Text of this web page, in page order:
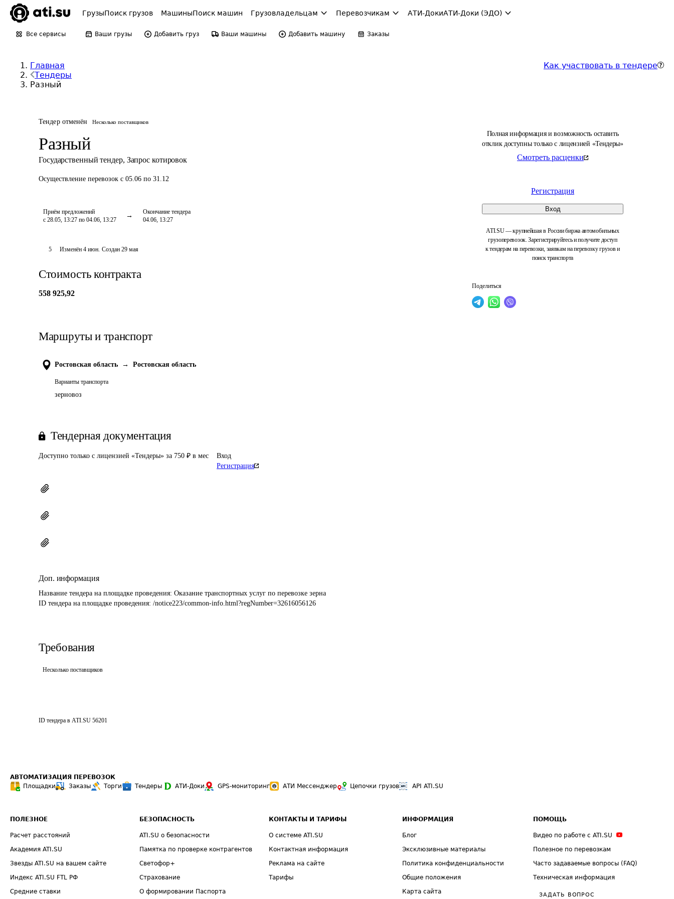
ГрузыПоиск грузов МашиныПоиск машин Грузовладельцам Перевозчикам АТИ-ДокиАТИ-Доки (ЭДО)
Все сервисы Ваши грузы Добавить груз Ваши машины Добавить машину Заказы
Главная
Тендеры
Разный
Как участвовать в тендере
Тендер отменён Несколько поставщиков
Разный
Государственный тендер, Запрос котировок
Осуществление перевозок с 05.06 по 31.12
Приём предложений
с 28.05, 13:27 по 04.06, 13:27
Окончание тендера
04.06, 13:27
Полная информация и возможность оставить
отклик доступны только с лицензией «Тендеры»
Смотреть расценки
Регистрация
Вход
ATI.SU — крупнейшая в России биржа автомобильных
грузоперевозок. Зарегистрируйтесь и получите доступ
к тендерам на перевозки, заявкам на перевозку грузов и
поиск транспорта
Поделиться
5 Изменён 4 июн. Создан 29 мая
Стоимость контракта
558 925,92
Маршруты и транспорт
Ростовская область → Ростовская область
Варианты транспорта
зерновоз
Тендерная документация
Доступно только с лицензией «Тендеры» за 750 ₽ в мес
Вход
Регистрация
Доп. информация
Название тендера на площадке проведения: Оказание транспортных услуг по перевозке зерна
ID тендера на площадке проведения: /notice223/common-info.html?regNumber=32616056126
Требования
Несколько поставщиков
ID тендера в ATI.SU 56201
АВТОМАТИЗАЦИЯ ПЕРЕВОЗОК
Площадки
Заказы Торги Тендеры АТИ-Доки GPS-мониторинг АТИ Мессенджер Цепочки грузов API ATI.SU
ПОЛЕЗНОЕ
Расчет расстояний
Академия ATI.SU
Звезды ATI.SU на вашем сайте
Индекс ATI.SU FTL РФ
Средние ставки
БЕЗОПАСНОСТЬ
ATI.SU о безопасности
Памятка по проверке контрагентов
Светофор+
Страхование
О формировании Паспорта
КОНТАКТЫ И ТАРИФЫ
О системе ATI.SU
Контактная информация
Реклама на сайте
Тарифы
ИНФОРМАЦИЯ
Блог
Эксклюзивные материалы
Политика конфиденциальности
Общие положения
Карта сайта
ПОМОЩЬ
Видео по работе с ATI.SU
Полезное по перевозкам
Часто задаваемые вопросы (FAQ)
Техническая информация
ЗАДАТЬ ВОПРОС